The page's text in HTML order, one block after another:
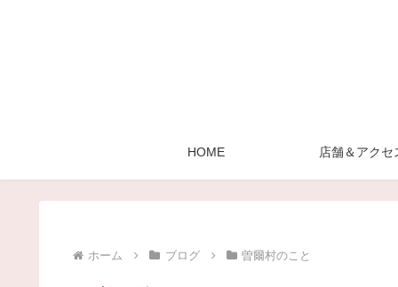
HOME 店舗＆アクセ
ホーム ブログ 曽爾村のこと